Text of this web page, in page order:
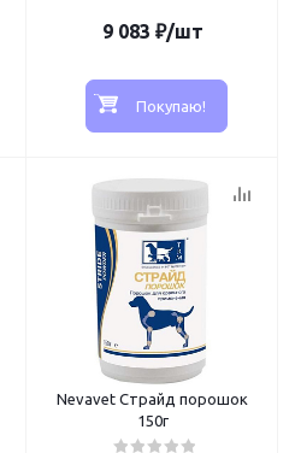
9 083 ₽/шт
Покупаю!
Nevavet Страйд порошок
150г